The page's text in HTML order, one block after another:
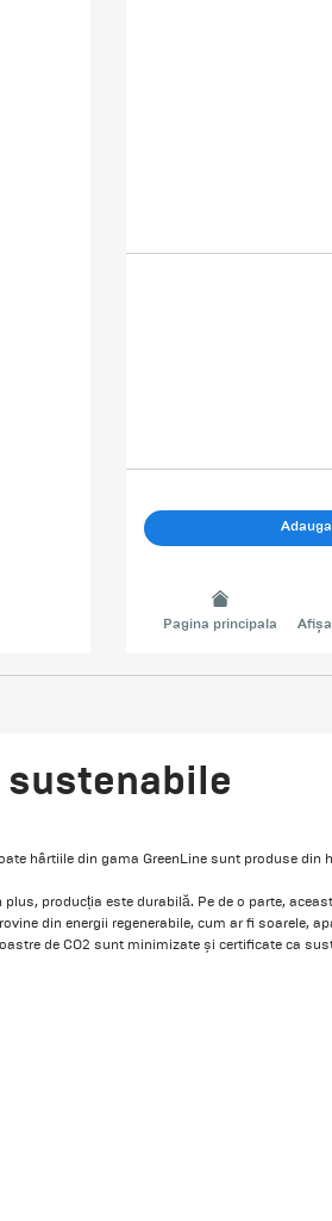
Pagina principala
sustenabile
hârtiile din gama GreenLine sunt produse din
plus, producția este durabilă. Pe de o parte,
din energii regenerabile, cum ar fi soarele,
de CO2 sunt minimizate și certificate ca